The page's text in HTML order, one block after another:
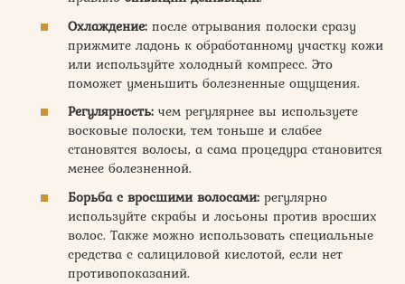
Охлаждение: после отрывания полоски сразу
прижмите ладонь к обработанному участку кожи
или используйте холодный компресс. Это
поможет уменьшить болезненные ощущения.
Регулярность: чем регулярнее вы используете
восковые полоски, тем тоньше и слабее
становятся волосы, а сама процедура становится
менее болезненной.
Борьба с вросшими волосами: регулярно
используйте скрабы и лосьоны против вросших
волос. Также можно использовать специальные
средства с салициловой кислотой, если нет
противопоказаний.